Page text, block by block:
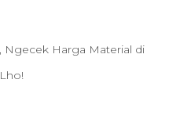
Ngecek Harga Material di